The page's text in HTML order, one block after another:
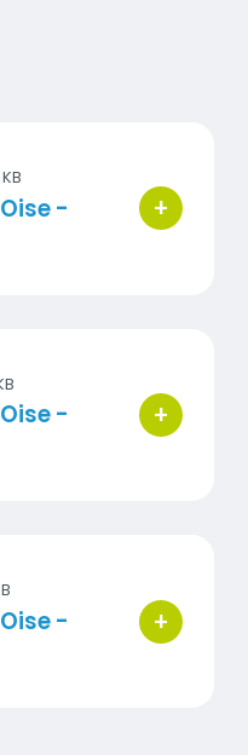
-
+
bouton
-
+
bouton
-
+
bouton